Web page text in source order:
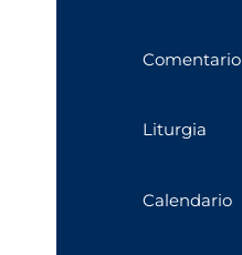
Comentario
Liturgia
Calendario